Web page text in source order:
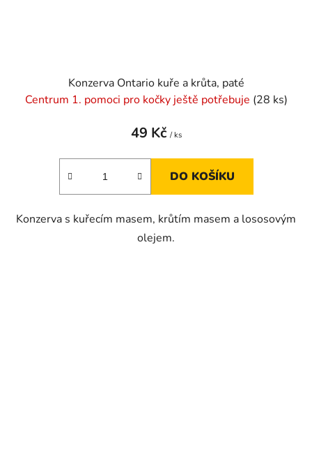
Konzerva Ontario kuře a krůta, paté
Centrum 1. pomoci pro kočky ještě potřebuje (28 ks)
49 Kč / ks
DO KOŠÍKU
Konzerva s kuřecím masem, krůtím masem a lososovým
olejem.